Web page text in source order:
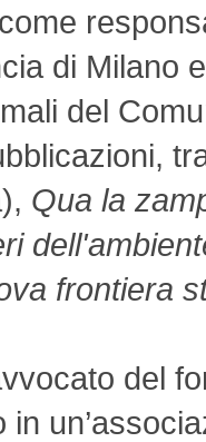
di Milano
del
Qua la
frontiera
del